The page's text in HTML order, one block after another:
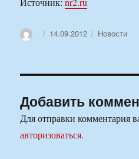
АвторОпубликовано
14.09.2012 Рубрики
Новости
Добавить
Для отправки комментария
авторизоваться.